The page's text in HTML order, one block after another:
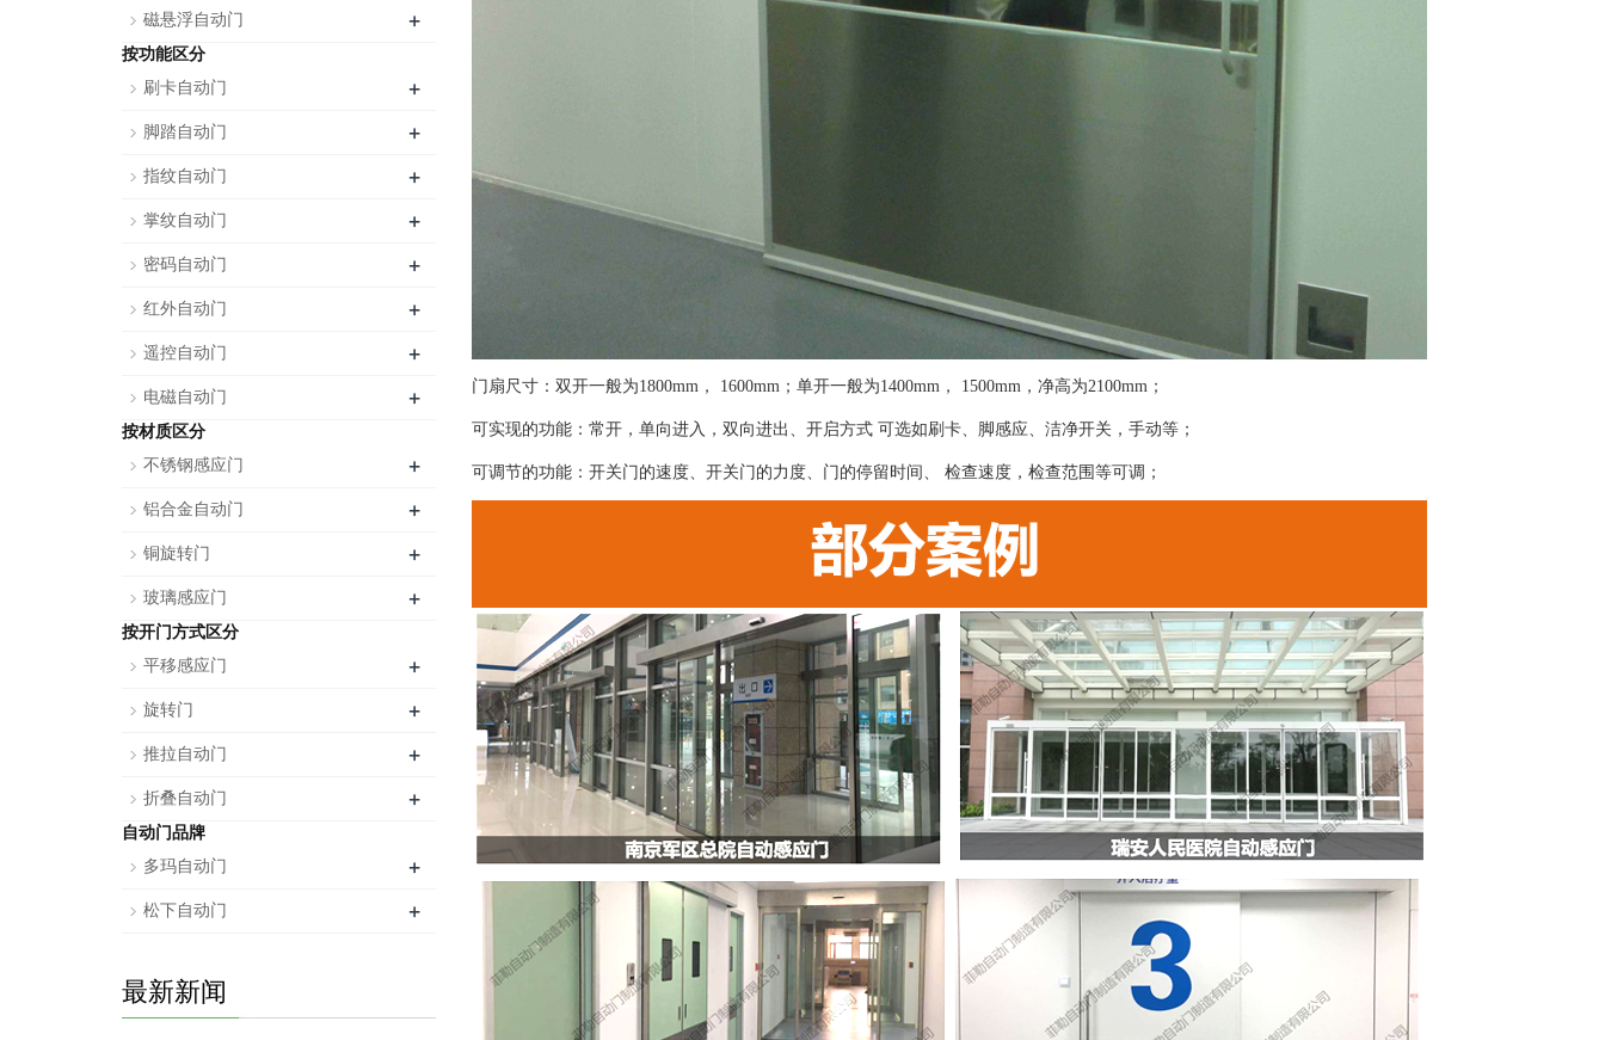
门扇尺寸：双开一般为1800mm， 1600mm；单开一般为1400mm， 1500mm，净高为2100mm；
可实现的功能：常开，单向进入，双向进出、开启方式 可选如刷卡、脚感应、洁净开关，手动等；
可调节的功能：开关门的速度、开关门的力度、门的停留时间、 检查速度，检查范围等可调；
磁悬浮自动门 +
按功能区分
刷卡自动门
+
脚踏自动门 +
指纹自动门 +
掌纹自动门 +
密码自动门 +
红外自动门 +
遥控自动门 +
电磁自动门 +
按材质区分
不锈钢感应门
+
铝合金自动门 +
铜旋转门 +
玻璃感应门 +
按开门方式区分
平移感应门
+
旋转门 +
推拉自动门 +
折叠自动门 +
自动门品牌
多玛自动门
+
松下自动门 +
最新新闻